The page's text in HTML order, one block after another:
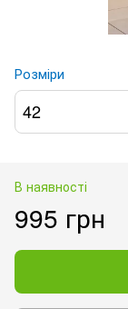
Розміри
42
В наявності
995 грн